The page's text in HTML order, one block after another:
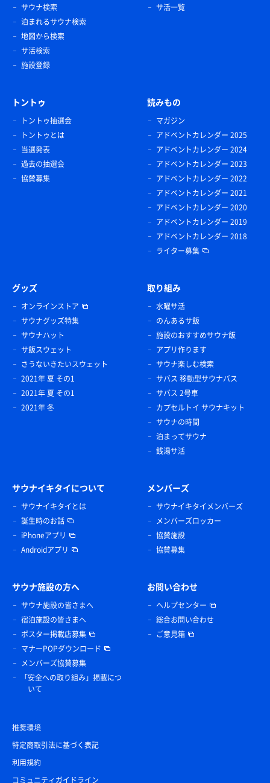
サウナ検索
泊まれるサウナ検索
地図から検索
サ活検索
施設登録
サ活一覧
トントゥ
トントゥ抽選会
トントゥとは
当選発表
過去の抽選会
協賛募集
読みもの
マガジン
アドベントカレンダー 2025
アドベントカレンダー 2024
アドベントカレンダー 2023
アドベントカレンダー 2022
アドベントカレンダー 2021
アドベントカレンダー 2020
アドベントカレンダー 2019
アドベントカレンダー 2018
ライター募集
グッズ
オンラインストア
サウナグッズ特集
サウナハット
サ飯スウェット
さうないきたいスウェット
2021年 夏 その1
2021年 夏 その1
2021年 冬
取り組み
水曜サ活
のんあるサ飯
施設のおすすめサウナ飯
アプリ作ります
サウナ楽しむ検索
サバス 移動型サウナバス
サバス 2号車
カプセルトイ サウナキット
サウナの時間
泊まってサウナ
銭湯サ活
サウナイキタイについて
サウナイキタイとは
誕生時のお話
iPhoneアプリ
Androidアプリ
メンバーズ
サウナイキタイメンバーズ
メンバーズロッカー
協賛施設
協賛募集
サウナ施設の方へ
サウナ施設の皆さまへ
宿泊施設の皆さまへ
ポスター掲載店募集
マナーPOPダウンロード
メンバーズ協賛募集
「安全への取り組み」掲載につ
いて
お問い合わせ
ヘルプセンター
総合お問い合わせ
ご意見箱
推奨環境
特定商取引法に基づく表記
利用規約
コミュニティガイドライン